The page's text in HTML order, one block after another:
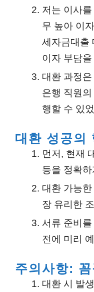
저는 이사
무 높아 이
세자금대출
이자 부담
대환 과정
은행 직원
행할 수 있
대환 성공의
먼저, 현재
등을 정확
대환 가능
장 유리한
서류 준비
전에 미리
주의사항:
대환 시 발